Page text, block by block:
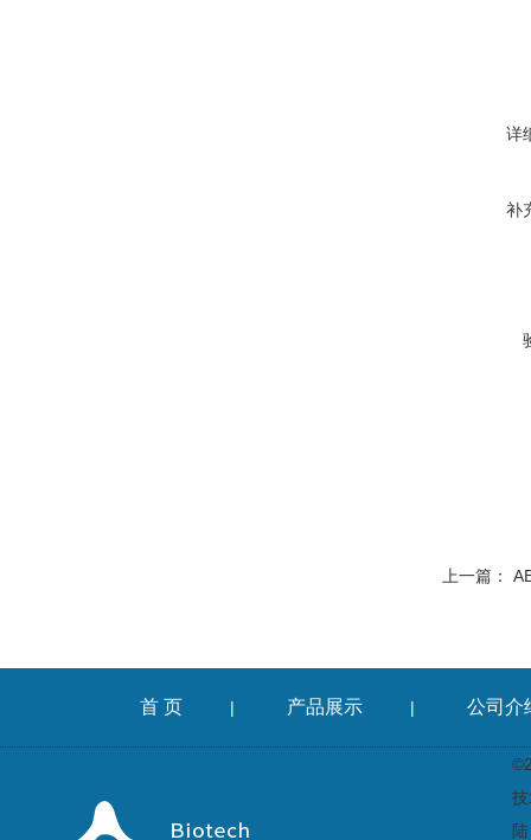
详
补
上一篇：
首 页 | 产品展示 | 公司介
陆